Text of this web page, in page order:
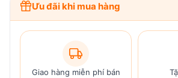
Ưu đãi khi mua hàng
Giao hàng miễn phí bán